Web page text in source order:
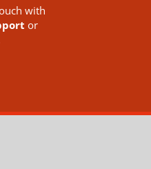
with
or